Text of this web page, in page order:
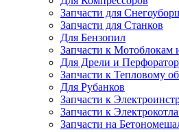
Запчасти для
Запчасти для Станков
Для Бензопил
Запчасти к Мотоблокам
Для Дрели и
Запчасти к Тепловому
Для Рубанков
Запчасти к
Запчасти к
Запчасти на